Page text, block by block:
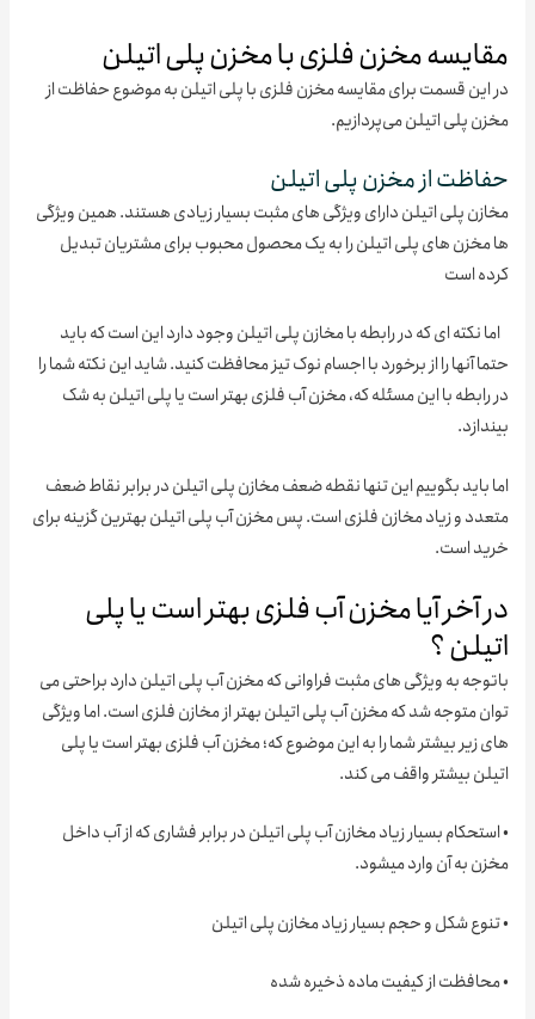
مخزن فلزی با مخزن پلی اتیلن
قسمت برای مقایسه مخزن فلزی با پلی اتیلن به موضوع حفاظت از
پلی اتیلن می‌پردازیم.
از مخزن پلی اتیلن
پلی اتیلن دارای ویژگی های مثبت بسیار زیادی هستند. همین ویژگی
های پلی اتیلن را به یک محصول محبوب برای مشتریان تبدیل
است
ای که در رابطه با مخازن پلی اتیلن وجود دارد این است که باید
آنها را از برخورد با اجسام نوک تیز محافظت کنید. شاید این نکته شما را
با این مسئله که، مخزن آب فلزی بهتر است یا پلی اتیلن به شک
باید بگوییم این تنها نقطه ضعف مخازن پلی اتیلن در برابر نقاط ضعف
و زیاد مخازن فلزی است. پس مخزن آب پلی اتیلن بهترین گزینه برای
است.
آخر آیا مخزن آب فلزی بهتر است یا پلی
؟
به ویژگی های مثبت فراوانی که مخزن آب پلی اتیلن دارد براحتی می
متوجه شد که مخزن آب پلی اتیلن بهتر از مخازن فلزی است. اما ویژگی
زیر بیشتر شما را به این موضوع که؛ مخزن آب فلزی بهتر است یا پلی
بیشتر واقف می کند.
بسیار زیاد مخازن آب پلی اتیلن در برابر فشاری که از آب داخل
به آن وارد میشود.
شکل و حجم بسیار زیاد مخازن پلی اتیلن
از کیفیت ماده ذخیره شده